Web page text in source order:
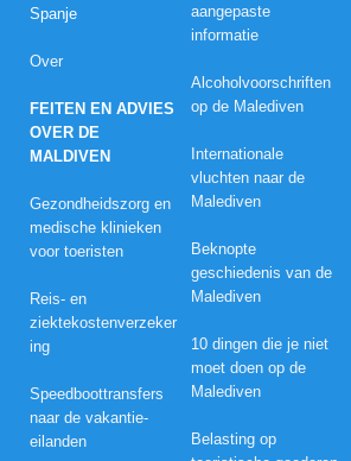
Spanje
Over
FEITEN EN ADVIES
OVER DE
MALDIVEN
Gezondheidszorg en
medische klinieken
voor toeristen
Reis- en
ziektekostenverzeker
ing
Speedboottransfers
naar de vakantie-
eilanden
aangepaste
informatie
Alcoholvoorschriften
op de Malediven
Internationale
vluchten naar de
Malediven
Beknopte
geschiedenis van de
Malediven
10 dingen die je niet
moet doen op de
Malediven
Belasting op